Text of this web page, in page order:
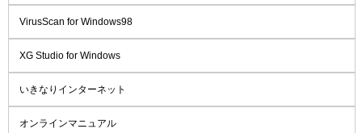
VirusScan for Windows98
XG Studio for Windows
いきなりインターネット
オンラインマニュアル